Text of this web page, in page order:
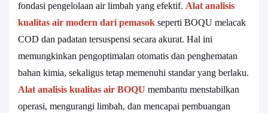
fondasi pengelolaan air limbah yang efektif. Alat analisis
kualitas air modern dari pemasok seperti BOQU melacak
COD dan padatan tersuspensi secara akurat. Hal ini
memungkinkan pengoptimalan otomatis dan penghematan
bahan kimia, sekaligus tetap memenuhi standar yang berlaku.
Alat analisis kualitas air BOQU membantu menstabilkan
operasi, mengurangi limbah, dan mencapai pembuangan